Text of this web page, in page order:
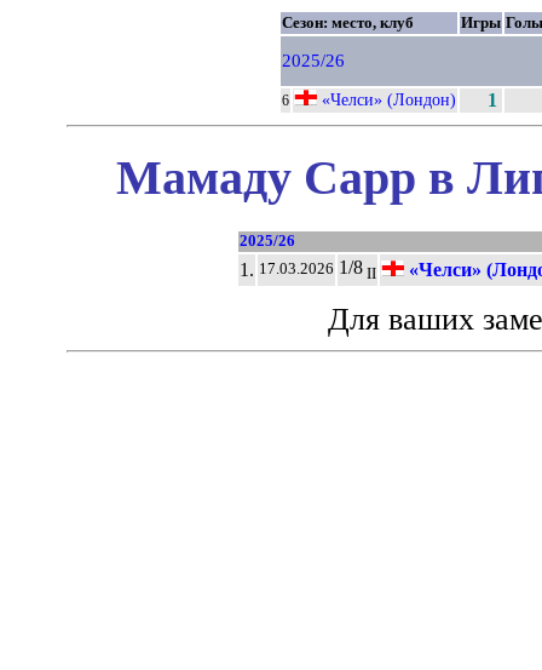
Сезон: место, клуб Игры Голы
2025/26
6 «Челси» (Лондон) 1
Мамаду Сарр в
2025/26
1. 17.03.2026 1/8II «Челси»
Для ваших